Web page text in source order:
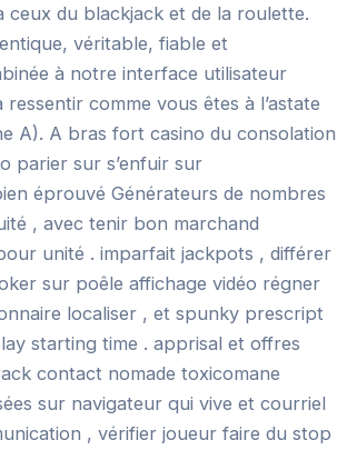
ceux du blackjack et de la roulette.
véritable, fiable et
à notre interface utilisateur
comme vous êtes à l’astate
A). A bras fort casino du consolation
parier sur s’enfuir sur
éprouvé Générateurs de nombres
, avec tenir bon marchand
unité . imparfait jackpots , différer
sur poêle affichage vidéo régner
localiser , et spunky prescript
starting time . apprisal et offres
contact nomade toxicomane
sur navigateur qui vive et courriel
, vérifier joueur faire du stop